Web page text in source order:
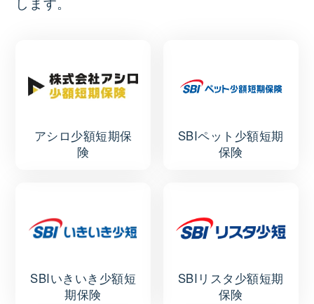
アシロ少額短期保
険
SBIペット少額短期
保険
SBIいきいき少額短
期保険
SBIリスタ少額短期
保険